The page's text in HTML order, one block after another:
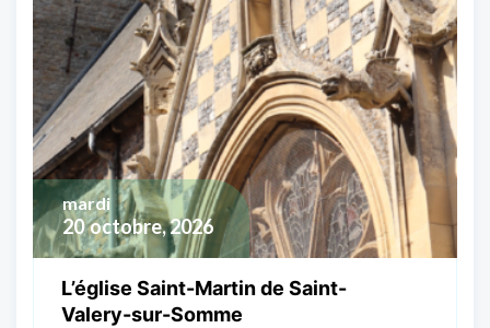
20 octobre, 2026
mardi
L’église Saint-Martin de Saint-
Valery-sur-Somme